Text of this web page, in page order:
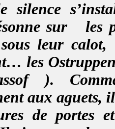
silence
sur
les
leur calot,
les
).
aux aguets,
de portes